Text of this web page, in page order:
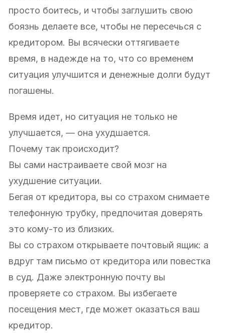
просто боитесь, и чтобы заглушить свою
боязнь делаете все, чтобы не пересечься с
кредитором. Вы всячески оттягиваете
время, в надежде на то, что со временем
ситуация улучшится и денежные долги будут
погашены.
Время идет, но ситуация не только не
улучшается, — она ухудшается.
Почему так происходит?
Вы сами настраиваете свой мозг на
ухудшение ситуации.
Бегая от кредитора, вы со страхом снимаете
телефонную трубку, предпочитая доверять
это кому-то из близких.
Вы со страхом открываете почтовый ящик: а
вдруг там письмо от кредитора или повестка
в суд. Даже электронную почту вы
проверяете со страхом. Вы избегаете
посещения мест, где может оказаться ваш
кредитор.